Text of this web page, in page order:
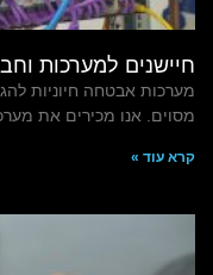
חיישנים למערכות
מערכות אבטחה חיוניות
מסוים. אנו מכירים את
קרא עוד »